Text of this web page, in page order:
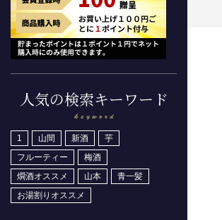
人気の検索キーワード
1 山間 新酒
芋
フルーティー
梅酒
燗酒オススメ
山本
青一髪
お湯割りオススメ